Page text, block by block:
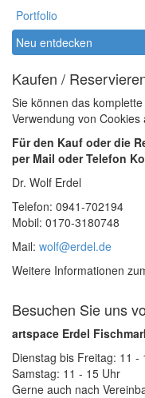
Portfolio
Neu entdecken
Kaufen /
Sie können das
Verwendung von Cookies
Für den Kauf oder die
per Mail oder Telefon
Dr. Wolf Erdel
Telefon: 0941-702194
Mobil: 0170-3180748
Mail: wolf@erdel.de
Weitere Informationen
Besuchen Sie uns
artspace Erdel
Dienstag bis Freitag: 11 -
Samstag: 11 - 15 Uhr
Gerne auch nach